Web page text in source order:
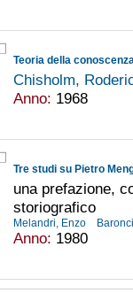
Teoria della
Chisholm,
Anno: 1968
Tre studi su Pietro
una prefazione,
storiografico
Melandri, Enzo
Anno: 1980